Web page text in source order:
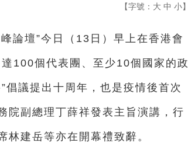
【字號： 大 中 小】
論壇”今日（13日）早上在香港會
100個代表團、至少10個國家的政
倡議提出十周年，也是疫情後首次
院副總理丁薛祥發表主旨演講，行
建岳等亦在開幕禮致辭。